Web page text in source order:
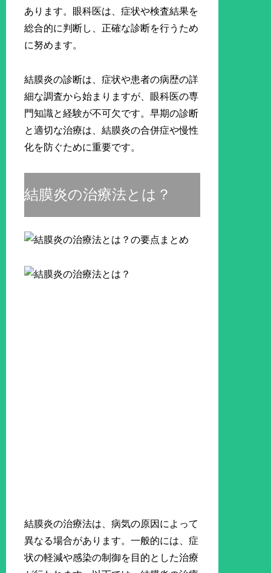
あります。眼科医は、症状や検査結果を
総合的に判断し、正確な診断を行うため
に努めます。
結膜炎の診断は、症状や患者の病歴の詳
細な調査から始まりますが、眼科医の専
門知識と経験が不可欠です。早期の診断
と適切な治療は、結膜炎の合併症や慢性
化を防ぐために重要です。
結膜炎の治療法とは？
結膜炎の治療法は、病気の原因によって
異なる場合があります。一般的には、症
状の軽減や感染の制御を目的とした治療